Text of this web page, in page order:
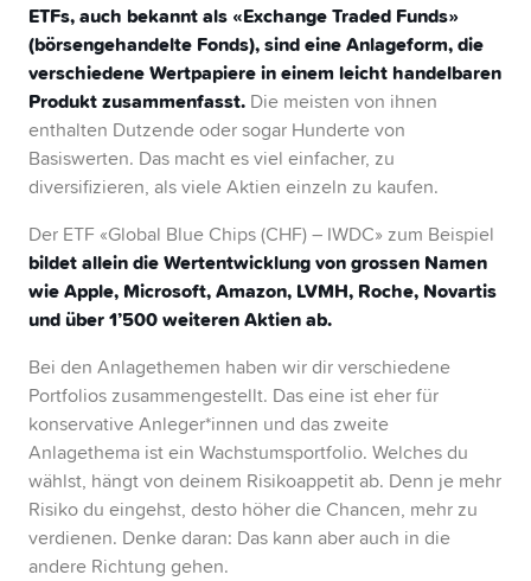
Transaktion investierst du gleich in einen Korb von
Aktien.
ETFs, auch bekannt als «Exchange Traded Funds»
(börsengehandelte Fonds), sind eine Anlageform, die
verschiedene Wertpapiere in einem leicht handelbaren
Produkt zusammenfasst. Die meisten von ihnen
enthalten Dutzende oder sogar Hunderte von
Basiswerten. Das macht es viel einfacher, zu
diversifizieren, als viele Aktien einzeln zu kaufen.
Der ETF «Global Blue Chips (CHF) – IWDC» zum Beispiel
bildet allein die Wertentwicklung von grossen Namen
wie Apple, Microsoft, Amazon, LVMH, Roche, Novartis
und über 1’500 weiteren Aktien ab.
Bei den Anlagethemen haben wir dir verschiedene
Portfolios zusammengestellt. Das eine ist eher für
konservative Anleger*innen und das zweite
Anlagethema ist ein Wachstumsportfolio. Welches du
wählst, hängt von deinem Risikoappetit ab. Denn je mehr
Risiko du eingehst, desto höher die Chancen, mehr zu
verdienen. Denke daran: Das kann aber auch in die
andere Richtung gehen.